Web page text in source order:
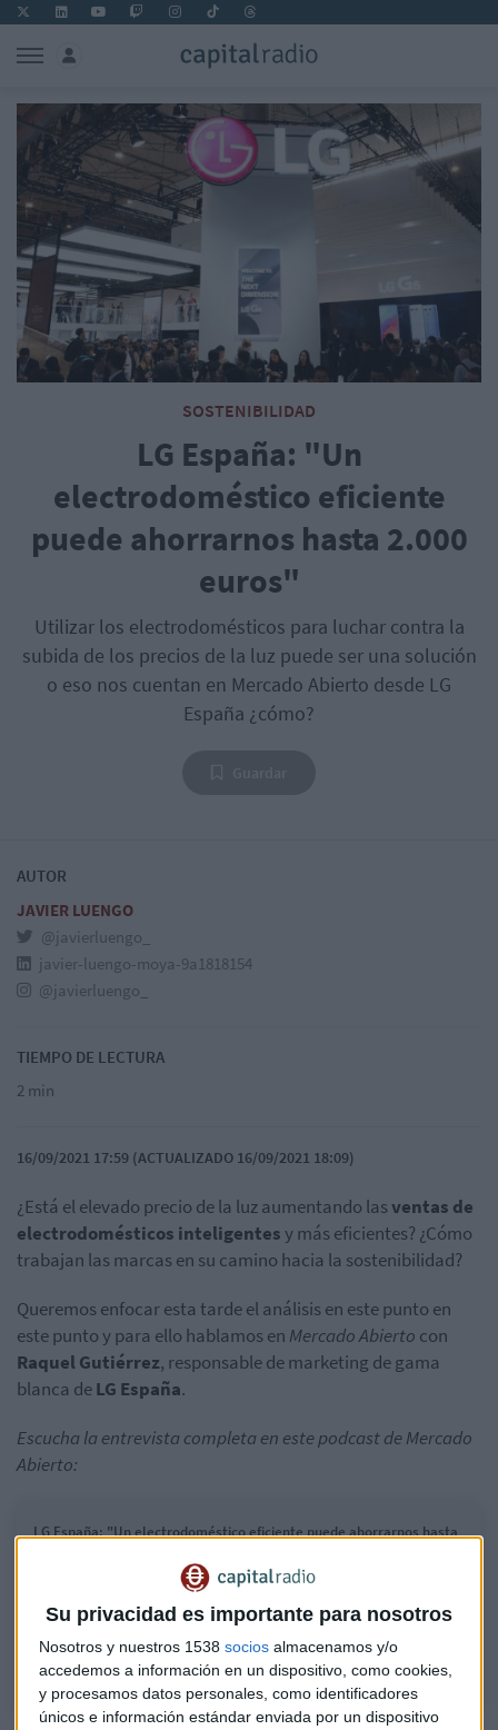
Su privacidad es importante para nosotros
Nosotros y nuestros 1538 socios almacenamos y/o
accedemos a información en un dispositivo, como cookies,
y procesamos datos personales, como identificadores
únicos e información estándar enviada por un dispositivo
SOSTENIBILIDAD
LG España: "Un
electrodoméstico eficiente
puede ahorrarnos hasta 2.000
euros"
Utilizar los electrodomésticos para luchar contra la
subida de los precios de la luz puede ser una solución
o eso nos cuentan en Mercado Abierto desde LG
España ¿cómo?
AUTOR
JAVIER LUENGO
@javierluengo_
javier-luengo-moya-9a1818154
@javierluengo_
TIEMPO DE LECTURA
2 min
16/09/2021 17:59 (ACTUALIZADO 16/09/2021 18:09)
¿Está el elevado precio de la luz aumentando lasventas de
electrodomésticos inteligentesy más eficientes? ¿Cómo
trabajan las marcas en su camino hacia la sostenibilidad?
Queremos enfocar esta tarde el análisis en este punto en
este punto y para ello hablamos en Mercado Abierto con
Raquel Gutiérrez, responsable de marketing de gama
blanca deLG España.
Escucha la entrevista completa en este podcast de Mercado
Abierto:
LG España: "Un electrodoméstico eficiente puede ahorrarnos hasta
Utilizar los electrodomésticos para luchar contra la subida de los
precios de la luz puede ser una solución o eso nos cuentan en Mercado
Abierto desde LG España ¿cómo?